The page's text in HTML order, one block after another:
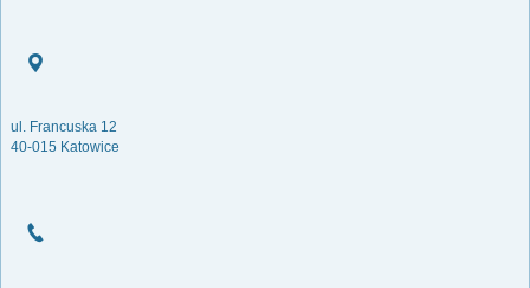
ul. Francuska 12
40-015 Katowice